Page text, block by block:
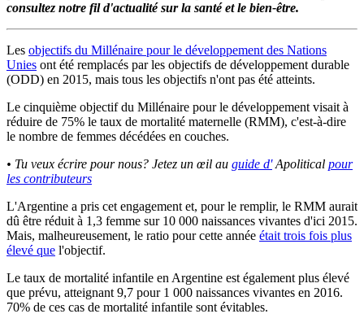
consultez notre fil d'actualité sur la santé et le bien-être.
Les objectifs du Millénaire pour le développement des Nations
Unies ont été remplacés par les objectifs de développement durable
(ODD) en 2015, mais tous les objectifs n'ont pas été atteints.
Le cinquième objectif du Millénaire pour le développement visait à
réduire de 75% le taux de mortalité maternelle (RMM), c'est-à-dire
le nombre de femmes décédées en couches.
• Tu veux écrire pour nous? Jetez un œil au guide d'Apolitical pour
les contributeurs
L'Argentine a pris cet engagement et, pour le remplir, le RMM aurait
dû être réduit à 1,3 femme sur 10 000 naissances vivantes d'ici 2015.
Mais, malheureusement, le ratio pour cette année était trois fois plus
élevé que l'objectif.
Le taux de mortalité infantile en Argentine est également plus élevé
que prévu, atteignant 9,7 pour 1 000 naissances vivantes en 2016.
70% de ces cas de mortalité infantile sont évitables.